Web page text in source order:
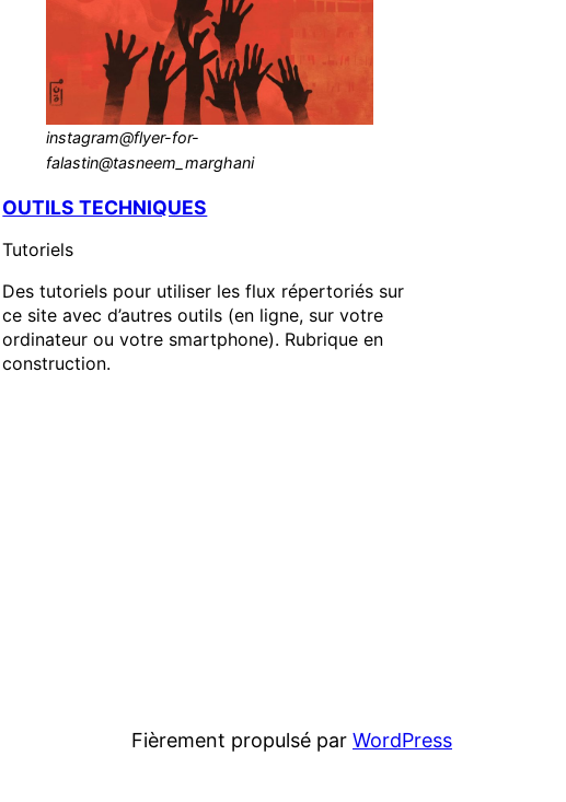
instagram@flyer-for-
falastin@tasneem_marghani
OUTILS TECHNIQUES
Tutoriels
Des tutoriels pour utiliser les flux répertoriés sur
ce site avec d’autres outils (en ligne, sur votre
ordinateur ou votre smartphone). Rubrique en
construction.
Fièrement propulsé par WordPress